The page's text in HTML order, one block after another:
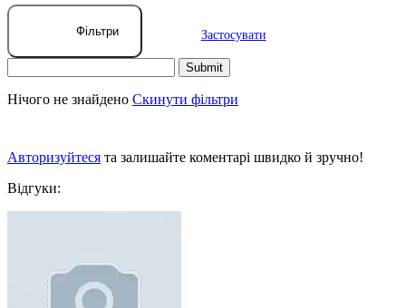
Фільтри Застосувати
Нічого не знайдено Скинути фільтри
Авторизуйтеся та залишайте коментарі швидко й зручно!
Відгуки: